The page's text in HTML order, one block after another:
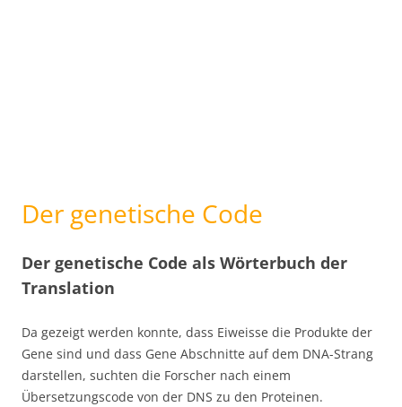
Der genetische Code
Der genetische Code als Wörterbuch der
Translation
Da gezeigt werden konnte, dass Eiweisse die Produkte der
Gene sind und dass Gene Abschnitte auf dem DNA-Strang
darstellen, suchten die Forscher nach einem
Übersetzungscode von der DNS zu den Proteinen.